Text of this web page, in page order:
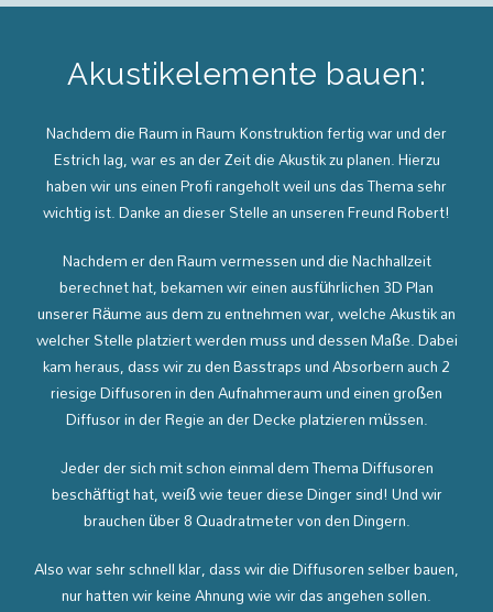
Akustikelemente bauen:
Nachdem die Raum in Raum Konstruktion fertig war und der
Estrich lag, war es an der Zeit die Akustik zu planen. Hierzu
haben wir uns einen Profi rangeholt weil uns das Thema sehr
wichtig ist. Danke an dieser Stelle an unseren Freund Robert!
Nachdem er den Raum vermessen und die Nachhallzeit
berechnet hat, bekamen wir einen ausführlichen 3D Plan
unserer Räume aus dem zu entnehmen war, welche Akustik an
welcher Stelle platziert werden muss und dessen Maße. Dabei
kam heraus, dass wir zu den Basstraps und Absorbern auch 2
riesige Diffusoren in den Aufnahmeraum und einen großen
Diffusor in der Regie an der Decke platzieren müssen.
Jeder der sich mit schon einmal dem Thema Diffusoren
beschäftigt hat, weiß wie teuer diese Dinger sind! Und wir
brauchen über 8 Quadratmeter von den Dingern.
Also war sehr schnell klar, dass wir die Diffusoren selber bauen,
nur hatten wir keine Ahnung wie wir das angehen sollen.